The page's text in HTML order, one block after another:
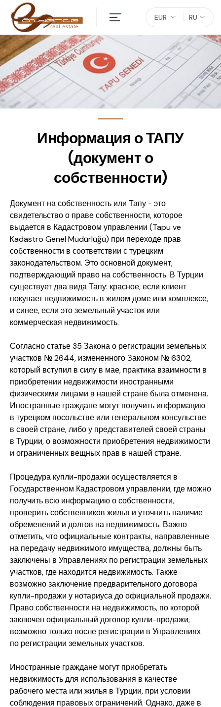
RU
EUR
Информация о ТАПУ
(документ о
собственности)
Документ на собственность или Тапу - это
свидетельство о праве собственности, которое
выдается в Кадастровом управлении (Tapu ve
Kadastro Genel Müdürlüğü) при переходе прав
собственности в соответствии с турецким
законодательством. Это основной документ,
подтверждающий право на собственность. В Турции
существует два вида Тапу: красное, если клиент
покупает недвижимость в жилом доме или комплексе,
и синее, если это земельный участок или
коммерческая недвижимость.
Согласно статье 35 Закона о регистрации земельных
участков № 2644, измененного Законом № 6302,
который вступил в силу в мае, практика взаимности в
приобретении недвижимости иностранными
физическими лицами в нашей стране была отменена.
Иностранные граждане могут получить информацию
в турецком посольстве или генеральном консульстве
в своей стране, либо у представителей своей страны
в Турции, о возможности приобретения недвижимости
и ограниченных вещных прав в нашей стране.
Процедура купли-продажи осуществляется в
Государственном Кадастровом управлении, где можно
получить всю информацию о собственности,
проверить собственников жилья и уточнить наличие
обременений и долгов на недвижимость. Важно
отметить, что официальные контракты, направленные
на передачу недвижимого имущества, должны быть
заключены в Управлениях по регистрации земельных
участков, где находится недвижимость. Также
возможно заключение предварительного договора
купли-продажи у нотариуса до официальной продажи.
Право собственности на недвижимость, по которой
заключен официальный договор купли-продажи,
возможно только после регистрации в Управлениях
по регистрации земельных участков.
Иностранные граждане могут приобретать
недвижимость для использования в качестве
рабочего места или жилья в Турции, при условии
соблюдения правовых ограничений. Однако, даже в